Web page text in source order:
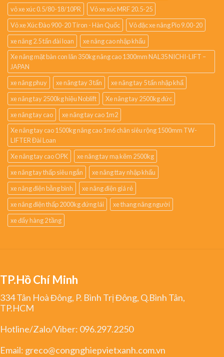
vỏ xe xúc 0.5/80-18/10PR
Vỏ xe xúc MRF 20.5-25
Vỏ xe Xúc Đào 900-20 Tiron - Hàn Quốc
Vỏ đặc xe nâng Pio 9.00-20
xe nâng 2.5 tấn đài loan
xe nâng cao nhập khẩu
Xe nâng mặt bàn con lăn 350kg nâng cao 1300mm NAL35 NICHI-LIFT –
JAPAN
xe nâng phuy
xe nâng tay 3 tấn
xe nâng tay 5 tấn nhập khẩ
xe nâng tay 2500kg hiệu Noblift
Xe nâng tay 2500kg đức
xe nâng tay cao
xe nâng tay cao 1m2
Xe nâng tay cao 1500kg nâng cao 1m6 chân siêu rộng 1500mm TW-
LIFTER Đài Loan
Xe nâng tay cao OPK
xe nâng tay mạ kẽm 2500kg
xe nâng tay thấp siêu ngắn
xe nâng ttay nhập khẩu
xe nâng điện bằng bình
xe nâng điện giá rẻ
xe nâng điện thấp 2000kg đứng lái
xe thang nâng người
xe đẩy hàng 2 tầng
TP.Hồ Chí Minh
334 Tân Hoà Đông, P. Bình Trị Đông, Q.Bình Tân,
TP.HCM
Hotline/Zalo/Viber: 096.297.2250
Email: greco@congnghiepvietxanh.com.vn